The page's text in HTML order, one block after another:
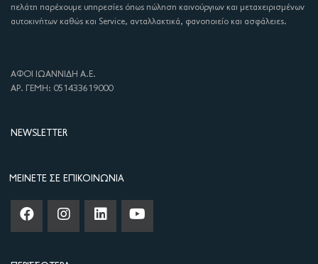
πελάτη παρέχουμε υπηρεσίες όπως πώληση καινούργιων και μεταχειρισμένων
αυτοκινήτων καθώς και Service, ανταλλακτικά, φανοποιείο και ασφάλειες.
ΑΦΟΙ ΙΩΑΝΝΙΔΗ Α.Ε.
ΑΡ. ΓΕΜΗ: 051433619000
NEWSLETTER
ΜΕΊΝΕΤΕ ΣΕ ΕΠΙΚΟΙΝΩΝΊΑ